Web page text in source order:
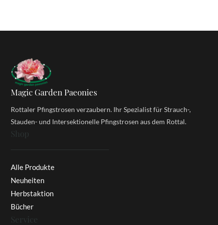
Magic Garden Paeonies
Rottaler Pfingstrosen verzaubern. Ihr Spezialist für Strauch-,
Stauden- und Intersektionelle Pfingstrosen aus dem Rottal.
Shop
Alle Produkte
Neuheiten
Herbstaktion
Bücher
Service